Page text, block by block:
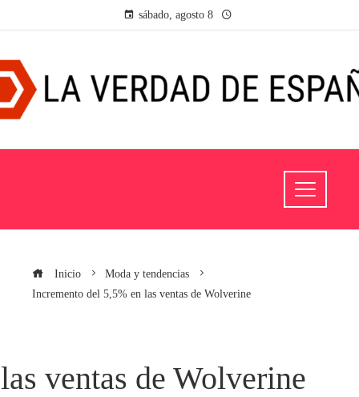
sábado, agosto 8
Inicio
Moda y tendencias
Incremento del 5,5% en las ventas de Wolverine
ventas de Wolverine